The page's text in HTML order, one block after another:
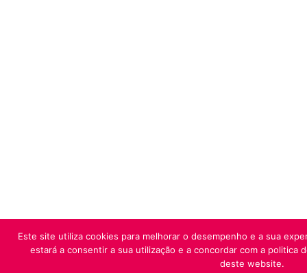
Este site utiliza cookies para melhorar o desempenho e a sua
estará a consentir a sua utilização e a concordar com a politica
deste website.